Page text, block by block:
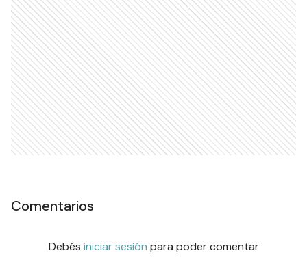
Comentarios
Debés iniciar sesión para poder comentar